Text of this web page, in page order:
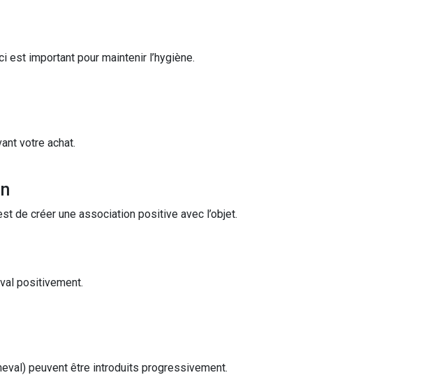
est important pour maintenir l’hygiène.
votre achat.
de créer une association positive avec l’objet.
positivement.
peuvent être introduits progressivement.